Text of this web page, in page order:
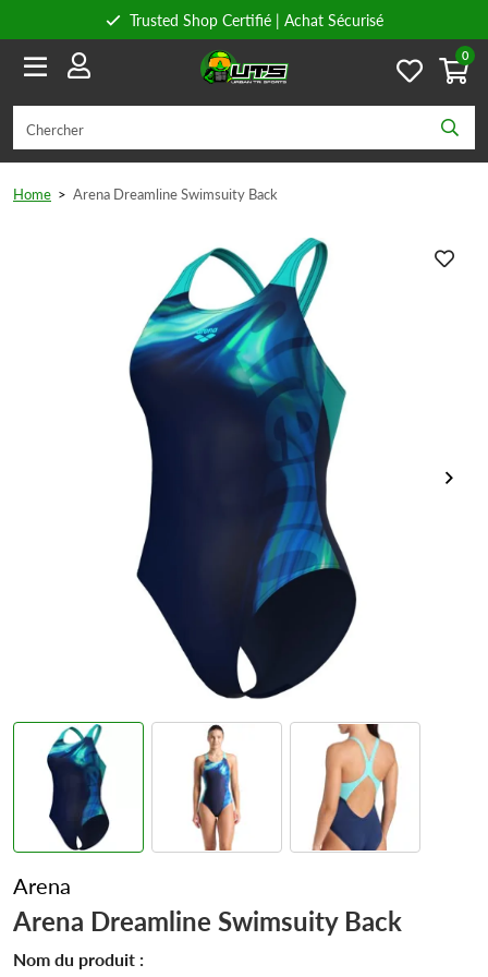
Trusted Shop Certifié | Achat Sécurisé
Conseils personnels
0
Home > Arena Dreamline Swimsuity Back
Arena
Arena Dreamline Swimsuity Back
Nom du produit :